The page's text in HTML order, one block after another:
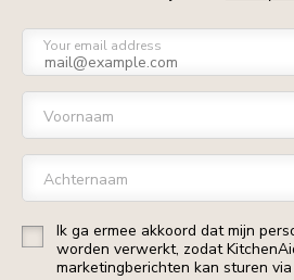
Your email address
Voornaam
Achternaam
Ik ga ermee akkoord dat mijn
worden verwerkt, zodat
marketingberichten kan sturen